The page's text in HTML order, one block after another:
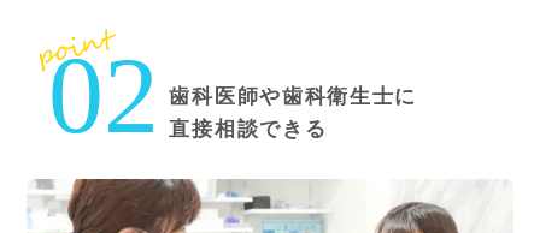
point
02
歯科医師や歯科衛生士に
直接相談できる